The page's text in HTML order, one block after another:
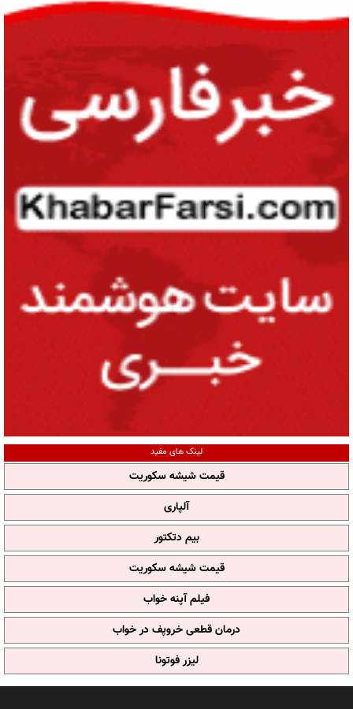
لینک های مفید
قیمت شیشه سکوریت
آلپاری
بیم دتکتور
قیمت شیشه سکوریت
فیلم آپنه خواب
درمان قطعی خروپف در خواب
لیزر فوتونا